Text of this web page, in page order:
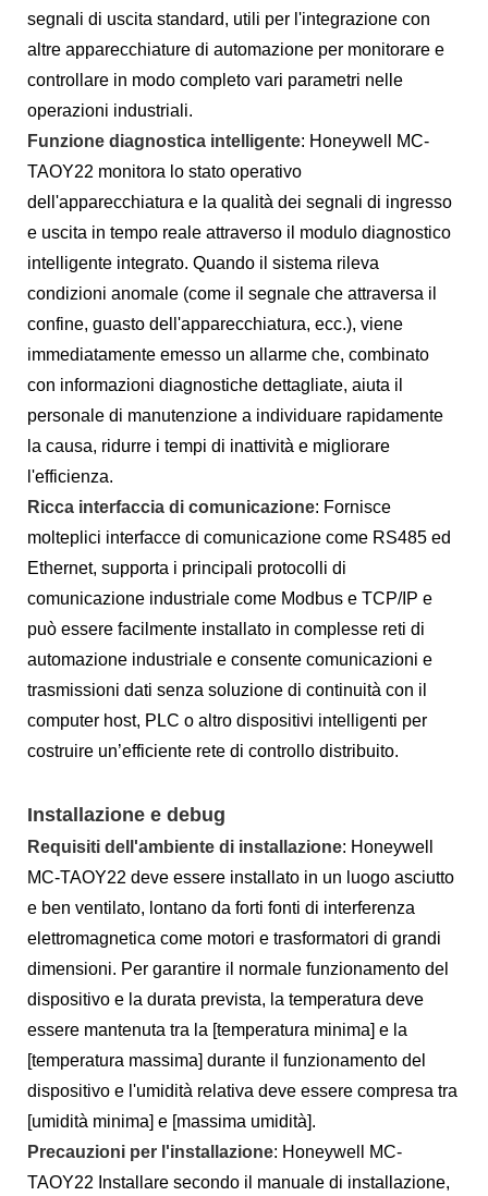
segnali di uscita standard, utili per l'integrazione con
altre apparecchiature di automazione per monitorare e
controllare in modo completo vari parametri nelle
operazioni industriali.
Funzione diagnostica intelligente: Honeywell MC-
TAOY22 monitora lo stato operativo
dell'apparecchiatura e la qualità dei segnali di ingresso
e uscita in tempo reale attraverso il modulo diagnostico
intelligente integrato. Quando il sistema rileva
condizioni anomale (come il segnale che attraversa il
confine, guasto dell'apparecchiatura, ecc.), viene
immediatamente emesso un allarme che, combinato
con informazioni diagnostiche dettagliate, aiuta il
personale di manutenzione a individuare rapidamente
la causa, ridurre i tempi di inattività e migliorare
l'efficienza.
Ricca interfaccia di comunicazione: Fornisce
molteplici interfacce di comunicazione come RS485 ed
Ethernet, supporta i principali protocolli di
comunicazione industriale come Modbus e TCP/IP e
può essere facilmente installato in complesse reti di
automazione industriale e consente comunicazioni e
trasmissioni dati senza soluzione di continuità con il
computer host, PLC o altro dispositivi intelligenti per
costruire un’efficiente rete di controllo distribuito.
Installazione e debug
Requisiti dell'ambiente di installazione: Honeywell
MC-TAOY22 deve essere installato in un luogo asciutto
e ben ventilato, lontano da forti fonti di interferenza
elettromagnetica come motori e trasformatori di grandi
dimensioni. Per garantire il normale funzionamento del
dispositivo e la durata prevista, la temperatura deve
essere mantenuta tra la [temperatura minima] e la
[temperatura massima] durante il funzionamento del
dispositivo e l'umidità relativa deve essere compresa tra
[umidità minima] e [massima umidità].
Precauzioni per l'installazione: Honeywell MC-
TAOY22 Installare secondo il manuale di installazione,